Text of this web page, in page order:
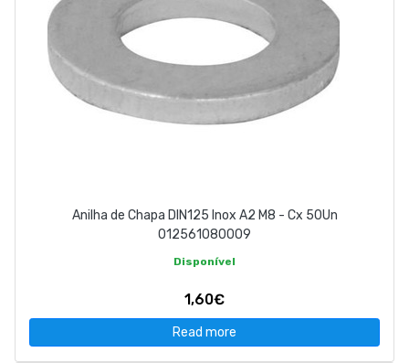
Anilha de Chapa DIN125 Inox A2 M8 - Cx 50Un
012561080009
Disponível
1,60€
Read more